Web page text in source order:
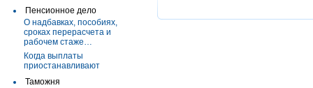
Пенсионное дело
О надбавках, пособиях,
сроках перерасчета и
рабочем стаже…
Когда выплаты
приостанавливают
Таможня